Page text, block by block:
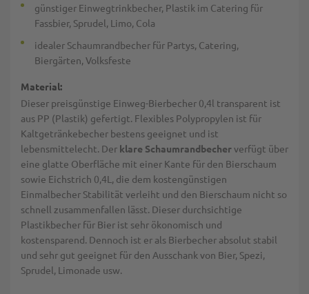
günstiger Einwegtrinkbecher, Plastik im Catering für
Fassbier, Sprudel, Limo, Cola
idealer Schaumrandbecher für Partys, Catering,
Biergärten, Volksfeste
Material:
Dieser preisgünstige Einweg-Bierbecher 0,4l transparent ist
aus PP (Plastik) gefertigt. Flexibles Polypropylen ist für
Kaltgetränkebecher bestens geeignet und ist
lebensmittelecht. Der klare Schaumrandbecherverfügt über
eine glatte Oberfläche mit einer Kante für den Bierschaum
sowie Eichstrich 0,4L, die dem kostengünstigen
Einmalbecher Stabilität verleiht und den Bierschaum nicht so
schnell zusammenfallen lässt. Dieser durchsichtige
Plastikbecher für Bier ist sehr ökonomisch und
kostensparend. Dennoch ist er als Bierbecher absolut stabil
und sehr gut geeignet für den Ausschank von Bier, Spezi,
Sprudel, Limonade usw.